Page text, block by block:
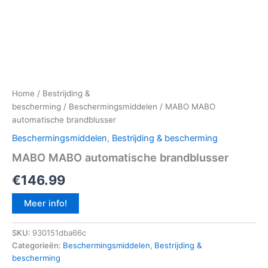
Home / Bestrijding &
bescherming / Beschermingsmiddelen / MABO MABO
automatische brandblusser
Beschermingsmiddelen, Bestrijding & bescherming
MABO MABO automatische brandblusser
€146.99
Meer info!
SKU: 930151dba66c
Categorieën: Beschermingsmiddelen, Bestrijding &
bescherming